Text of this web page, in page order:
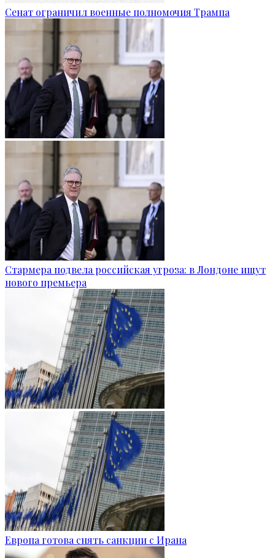
Сенат ограничил военные полномочия Трампа
Стармера подвела российская угроза: в Лондоне ищут
нового премьера
Европа готова снять санкции с Ирана